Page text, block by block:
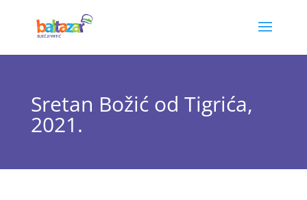
Sretan Božić od Tigrića,
2021.